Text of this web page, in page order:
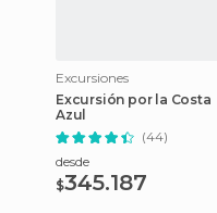
Excursiones
Excursión por la Costa
Azul
(44)
desde
$345.187